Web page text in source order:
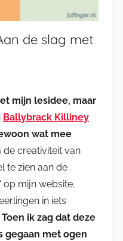
de slag met
mijn lesidee, maar
Ballybrack Killiney
wat mee
de creativiteit van
te zien aan de
‘ op mijn website.
in iets
Toen ik zag dat deze
gegaan met ogen